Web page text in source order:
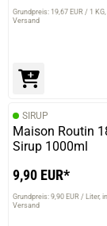
Grundpreis: 19,67 EUR / 1 KG
Versand
SIRUP
Maison Routin
Sirup 1000ml
9,90 EUR*
Grundpreis: 9,90 EUR / Liter
Versand